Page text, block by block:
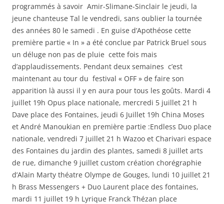
programmés à savoir Amir-Slimane-Sinclair le jeudi, la
jeune chanteuse Tal le vendredi, sans oublier la tournée
des années 80 le samedi . En guise d’Apothéose cette
première partie « In » a été conclue par Patrick Bruel sous
un déluge non pas de pluie cette fois mais
d’applaudissements. Pendant deux semaines c’est
maintenant au tour du festival « OFF » de faire son
apparition là aussi il y en aura pour tous les goûts. Mardi 4
juillet 19h Opus place nationale, mercredi 5 juillet 21 h
Dave place des Fontaines, jeudi 6 Juillet 19h China Moses
et André Manoukian en première partie :Endless Duo place
nationale, vendredi 7 juillet 21 h Wazoo et Charivari espace
des Fontaines du jardin des plantes, samedi 8 juillet arts
de rue, dimanche 9 juillet custom création chorégraphie
d’Alain Marty théatre Olympe de Gouges, lundi 10 juillet 21
h Brass Messengers + Duo Laurent place des fontaines,
mardi 11 juillet 19 h Lyrique Franck Thézan place